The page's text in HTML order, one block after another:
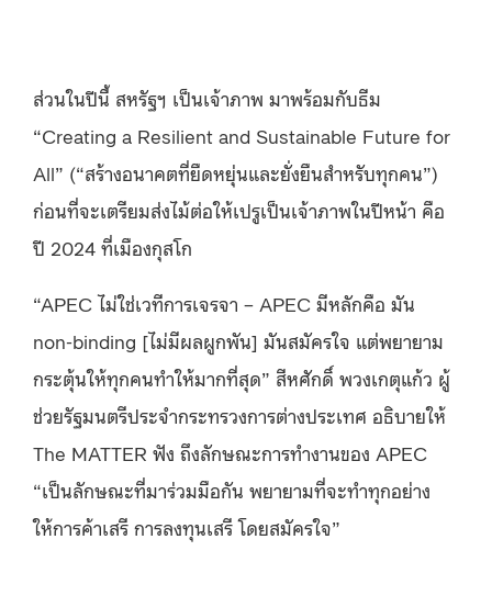
ส่วนในปีนี้ สหรัฐฯ เป็นเจ้าภาพ มาพร้อมกับธีม
“Creating a Resilient and Sustainable Future for
All” (“สร้างอนาคตที่ยืดหยุ่นและยั่งยืนสำหรับทุกคน”)
ก่อนที่จะเตรียมส่งไม้ต่อให้เปรูเป็นเจ้าภาพในปีหน้า คือ
ปี 2024 ที่เมืองกุสโก
“APEC ไม่ใช่เวทีการเจรจา – APEC มีหลักคือ มัน
non-binding [ไม่มีผลผูกพัน] มันสมัครใจ แต่พยายาม
กระตุ้นให้ทุกคนทำให้มากที่สุด” สีหศักดิ์ พวงเกตุแก้ว ผู้
ช่วยรัฐมนตรีประจำกระทรวงการต่างประเทศ อธิบายให้
The MATTER ฟัง ถึงลักษณะการทำงานของ APEC
“เป็นลักษณะที่มาร่วมมือกัน พยายามที่จะทำทุกอย่าง
ให้การค้าเสรี การลงทุนเสรี โดยสมัครใจ”